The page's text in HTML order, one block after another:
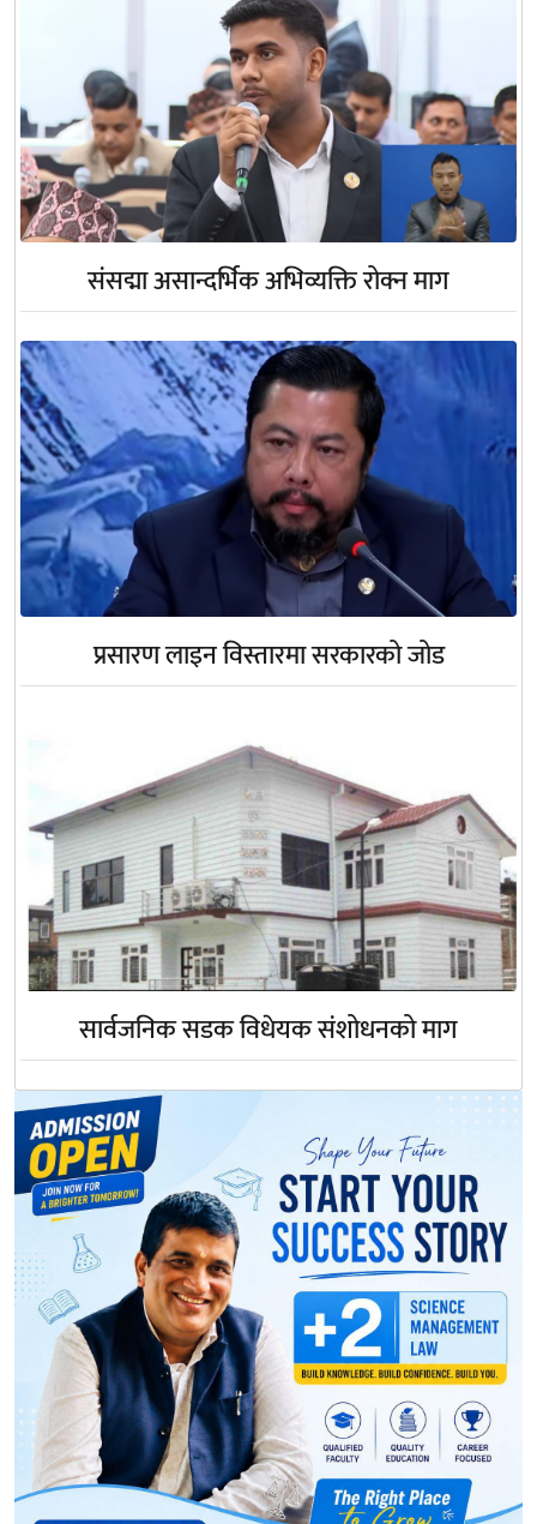
संसद्मा असान्दर्भिक अभिव्यक्ति रोक्न माग
प्रसारण लाइन विस्तारमा सरकारको जोड
सार्वजनिक सडक विधेयक संशोधनको माग